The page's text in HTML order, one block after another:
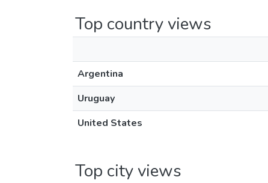
Top country views
Argentina
Uruguay
United States
Top city views